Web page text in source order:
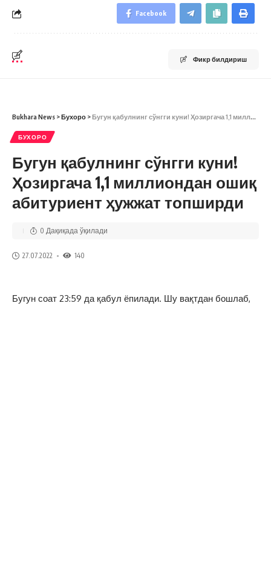
Facebook
Фикр билдириш
Bukhara News >Бухоро >Бугун қабулнинг сўнгги куни! Ҳозиргача 1,1 миллиондан ошиқ абитуриент ҳужжат топширди
БУХОРО
Бугун қабулнинг сўнгги куни!
Ҳозиргача 1,1 миллиондан ошиқ
абитуриент ҳужжат топширди
27.07.2022 140
0 Дақиқада ўқилади
Бугун соат 23:59 да қабул ёпилади. Шу вақтдан бошлаб,